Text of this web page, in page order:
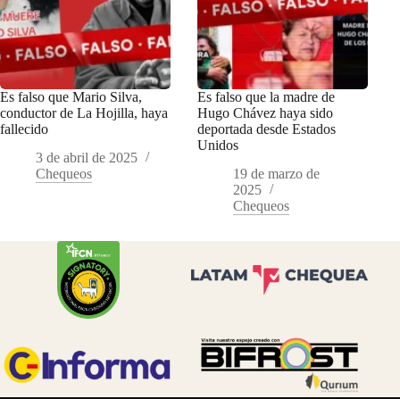
Es falso que Mario Silva,
conductor de La Hojilla, haya
fallecido
3 de abril de 2025
Chequeos
Es falso que la madre de
Hugo Chávez haya sido
deportada desde Estados
Unidos
19 de marzo de
2025
Chequeos